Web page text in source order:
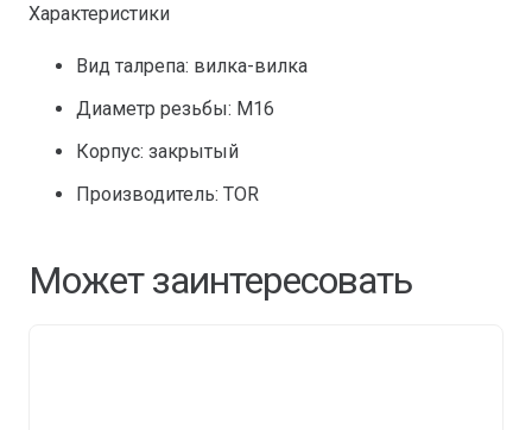
Характеристики
Вид талрепа: вилка-вилка
Диаметр резьбы: М16
Корпус: закрытый
Производитель: TOR
Может заинтересовать